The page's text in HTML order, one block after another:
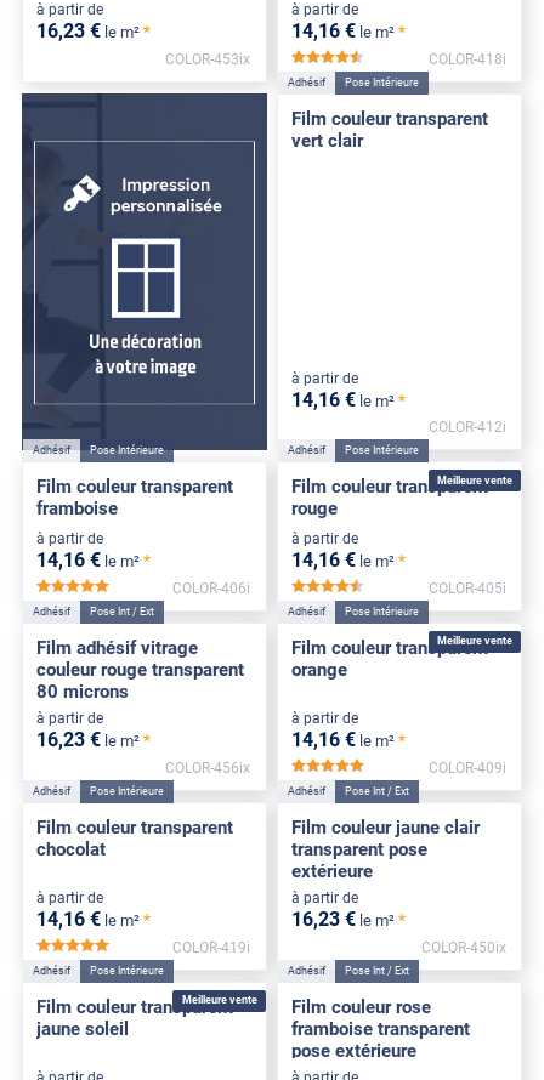
à partir de
16,23 € le m² *
COLOR-453ix
à partir de
14,16 € le m² *
*****
COLOR-418i
Adhésif Pose Intérieure
Film couleur transparent
vert clair
à partir de
14,16 € le m² *
COLOR-412i
Adhésif Pose Intérieure
Film couleur transparent
framboise
à partir de
14,16 € le m² *
COLOR-406i
Meilleure vente
Adhésif Pose Intérieure
Film couleur transparent
rouge
à partir de
14,16 € le m² *
*****
COLOR-405i
Adhésif Pose Int / Ext
Film adhésif vitrage
couleur rouge transparent
80 microns
à partir de
16,23 € le m² *
COLOR-456ix
Meilleure vente
Adhésif Pose Intérieure
Film couleur transparent
orange
à partir de
14,16 € le m² *
COLOR-409i
Adhésif Pose Intérieure
Film couleur transparent
chocolat
à partir de
14,16 € le m² *
COLOR-419i
Adhésif Pose Int / Ext
Film couleur jaune clair
transparent pose
extérieure
à partir de
16,23 € le m² *
COLOR-450ix
Meilleure vente
Adhésif Pose Intérieure
Film couleur transparent
jaune soleil
Adhésif Pose Int / Ext
Film couleur rose
framboise transparent
pose extérieure